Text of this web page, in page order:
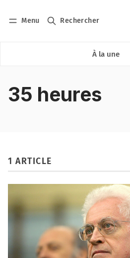
Menu Rechercher
À la une
35 heures
1 ARTICLE